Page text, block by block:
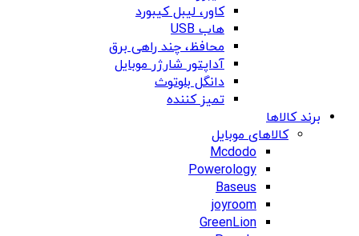
کاور، لیبل کیبورد
هاب USB
محافظ، چند راهی برق
آداپتور شارژر موبایل
دانگل بلوتوث
تمیز کننده
برند کالاها
کالاهای موبایل
Mcdodo
Powerology
Baseus
joyroom
GreenLion